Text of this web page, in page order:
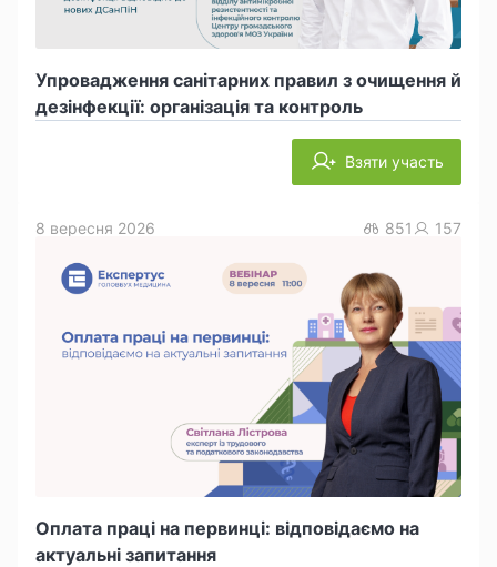
Упровадження санітарних правил з очищення й
дезінфекції: організація та контроль
Взяти участь
Оплата праці на первинці: відповідаємо на
актуальні запитання
8 вересня 2026 851 157